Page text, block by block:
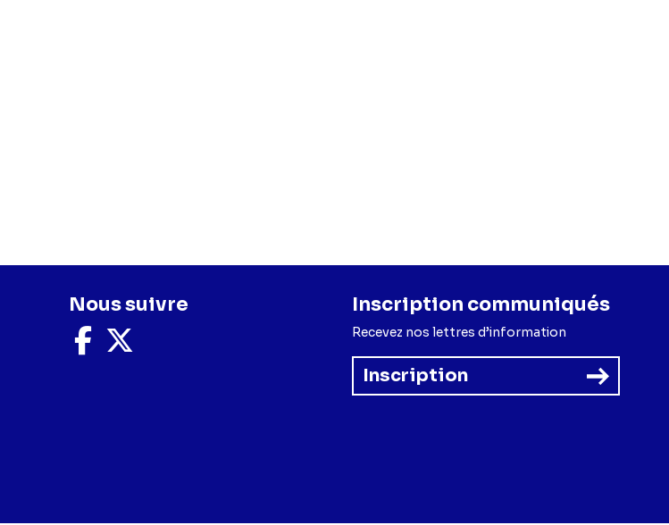
Nous suivre
Nous
suivre
Inscription communiqués
Recevez nos lettres d’information
Inscription